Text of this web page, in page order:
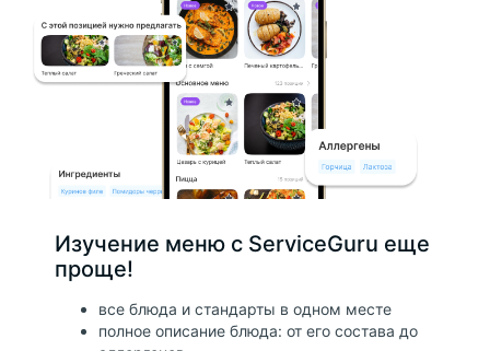
Изучение меню с ServiceGuru еще
проще!
все блюда и стандарты в одном месте
полное описание блюда: от его состава до
Я даю согласие ООО «CЕPВИС ГУРУ» на
обработку моих персональных данных
для связи и обработки заявки.
[Политика конфиденциальности]
«СEРВИС ГУPУ»
Оставить заявку
КОНТАКТЫ